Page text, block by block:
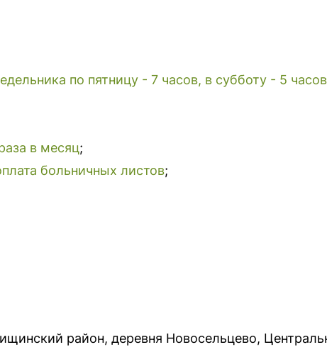
по пятницу - 7 часов, в субботу - 5
в месяц;
больничных листов;
район, деревня Новосельцево,